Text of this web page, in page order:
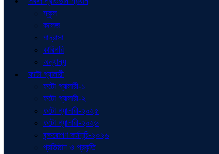
স্কুল
কলেজ
মাদ্রাসা
কারিগরি
অন্যান্য
ফটো গ্যালারী
ফটো গ্যালারী-১
ফটো গ্যালারী-২
ফটো গ্যালারী-২০২৫
ফটো গ্যালারী-২০২৬
বৃক্ষরোপণ কর্মসূচি-২০২৬
প্রতিষ্ঠান ও প্রকৃতি